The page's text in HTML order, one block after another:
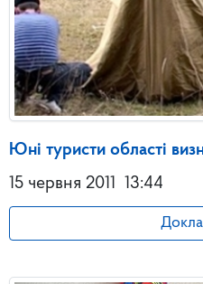
Юні туристи області
15 червня 2011
13:44